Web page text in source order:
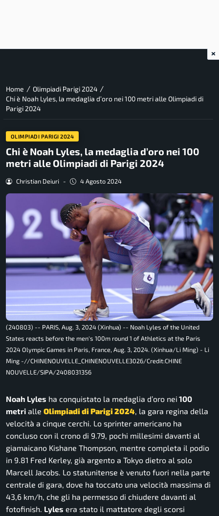
Home / Olimpiadi Parigi 2024 /
Chi è Noah Lyles, la medaglia d’oro nei 100 metri alle Olimpiadi di
Parigi 2024
OLIMPIADI PARIGI 2024
Chi è Noah Lyles, la medaglia d’oro nei 100
metri alle Olimpiadi di Parigi 2024
Christian Deiuri - 4 Agosto 2024
(240803) -- PARIS, Aug. 3, 2024 (Xinhua) -- Noah Lyles of the United
States reacts before the men's 100m round 1 of Athletics at the Paris
2024 Olympic Games in Paris, France, Aug. 3, 2024. (Xinhua/Li Ming) - Li
Ming -//CHINENOUVELLE_CHINENOUVELLE3026/Credit:CHINE
NOUVELLE/SIPA/2408031356
Noah Lyles ha conquistato la medaglia d’oro nei 100
metri alle Olimpiadi di Parigi 2024, la gara regina della
velocità a cinque cerchi. Lo sprinter americano ha
concluso con il crono di 9.79, pochi millesimi davanti al
giamaicano Kishane Thompson, mentre completa il podio
in 9.81 Fred Kerley, già argento a Tokyo dietro al solo
Marcell Jacobs. Lo statunitense è venuto fuori nella parte
centrale di gara, dove ha toccato una velocità massima di
43,6 km/h, che gli ha permesso di chiudere davanti al
fotofinish. Lyles era stato il mattatore degli scorsi
×